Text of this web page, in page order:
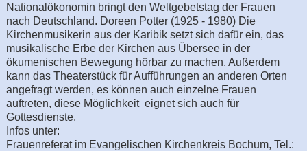
Nationalökonomin bringt den Weltgebetstag der Frauen
nach Deutschland. Doreen Potter (1925 - 1980) Die
Kirchenmusikerin aus der Karibik setzt sich dafür ein, das
musikalische Erbe der Kirchen aus Übersee in der
ökumenischen Bewegung hörbar zu machen. Außerdem
kann das Theaterstück für Aufführungen an anderen Orten
angefragt werden, es können auch einzelne Frauen
auftreten, diese Möglichkeit eignet sich auch für
Gottesdienste.
Infos unter:
Frauenreferat im Evangelischen Kirchenkreis Bochum, Tel.: